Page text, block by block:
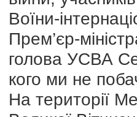
Воїни-
Прем’єр-
голова УСВА
кого ми не
На території